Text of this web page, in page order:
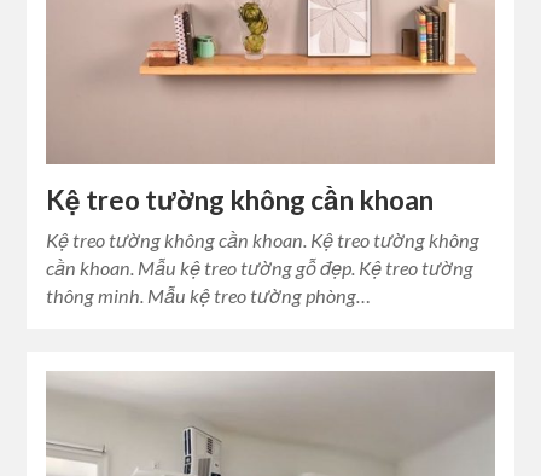
Kệ treo tường không cần khoan
Kệ treo tường không cần khoan. Kệ treo tường không
cần khoan. Mẫu kệ treo tường gỗ đẹp. Kệ treo tường
thông minh. Mẫu kệ treo tường phòng…